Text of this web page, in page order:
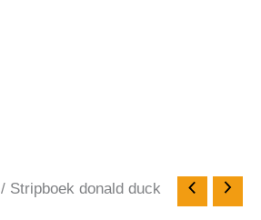
/ Stripboek donald duck